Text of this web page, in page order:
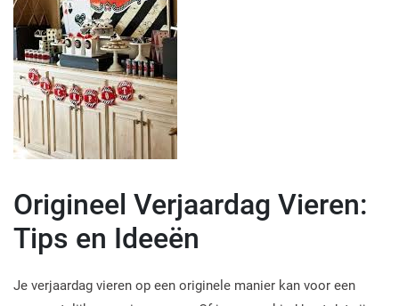
Origineel Verjaardag Vieren:
Tips en Ideeën
Je verjaardag vieren op een originele manier kan voor een